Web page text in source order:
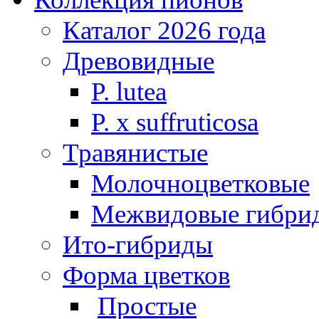
Каталог 2026 года
Древовидные
P. lutea
P. х suffruticosa
Травянистые
Молочноцветковые
Межвидовые
Ито-гибриды
Форма цветков
Простые